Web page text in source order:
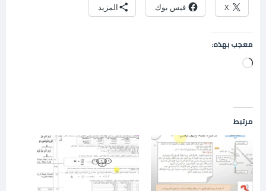
X فيس بوك المزيد
معجب بهذه:
جاري
مرتبط